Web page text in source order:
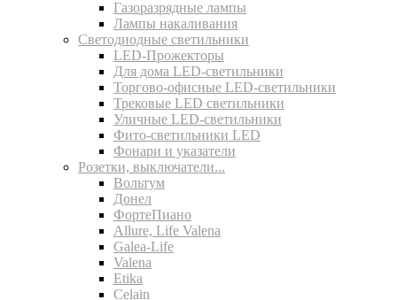
Газоразрядные лампы
Лампы накаливания
Светодиодные светильники
LED-Прожекторы
Для дома LED-светильники
Торгово-офисные LED-светильники
Трековые LED светильники
Уличные LED-светильники
Фито-светильники LED
Фонари и указатели
Розетки, выключатели...
Вольтум
Донел
ФортеПиано
Allure, Life Valena
Galea-Life
Valena
Etika
Celain